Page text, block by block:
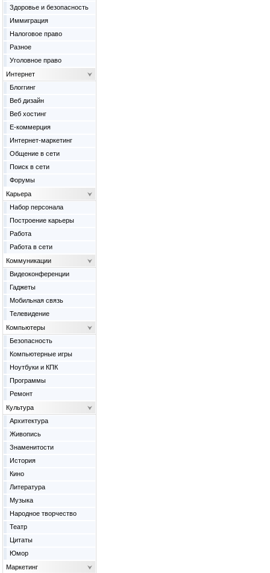
Здоровье и безопасность
Иммиграция
Налоговое право
Разное
Уголовное право
Интернет
Блоггинг
Веб дизайн
Веб хостинг
Е-коммерция
Интернет-маркетинг
Общение в сети
Поиск в сети
Форумы
Карьера
Набор персонала
Построение карьеры
Работа
Работа в сети
Коммуникации
Видеоконференции
Гаджеты
Мобильная связь
Телевидение
Компьютеры
Безопасность
Компьютерные игры
Ноутбуки и КПК
Программы
Ремонт
Культура
Архитектура
Живопись
Знаменитости
История
Кино
Литература
Музыка
Народное творчество
Театр
Цитаты
Юмор
Маркетинг